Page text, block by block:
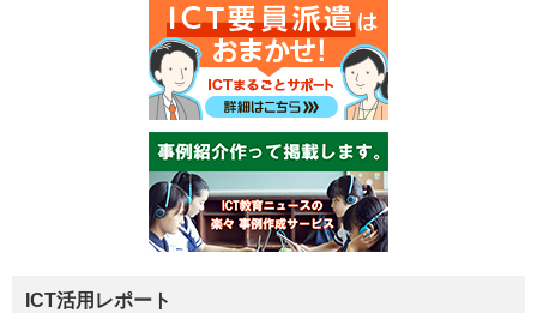
ICT活用レポート